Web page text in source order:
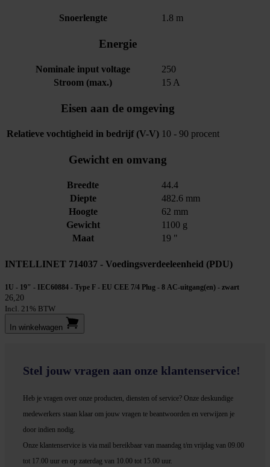
Snoerlengte 1.8 m
Energie
Nominale input voltage
250
Stroom (max.)
15 A
Eisen aan de omgeving
Relatieve vochtigheid in bedrijf (V-V) 10 - 90 procent
Gewicht en omvang
Breedte
44.4
Diepte
482.6 mm
Hoogte
62 mm
Gewicht
1100 g
Maat
19 "
INTELLINET 714037 - Voedingsverdeeleenheid (PDU)
1U - 19" - IEC60884 - Type F - EU CEE 7/4 Plug - 8 AC-uitgang(en) - zwart
26,20
Incl. 21% BTW
In winkel­wagen
Stel jouw vragen aan onze klantenservice!
Heb je vragen over onze producten, diensten of service? Onze deskundige
medewerkers staan klaar om jouw vragen te beantwoorden en verwijzen je
door indien nodig.
Onze klantenservice is via mail bereikbaar van maandag t/m vrijdag van 09.00
tot 17.00 uur en op zaterdag van 10.00 tot 15.00 uur.